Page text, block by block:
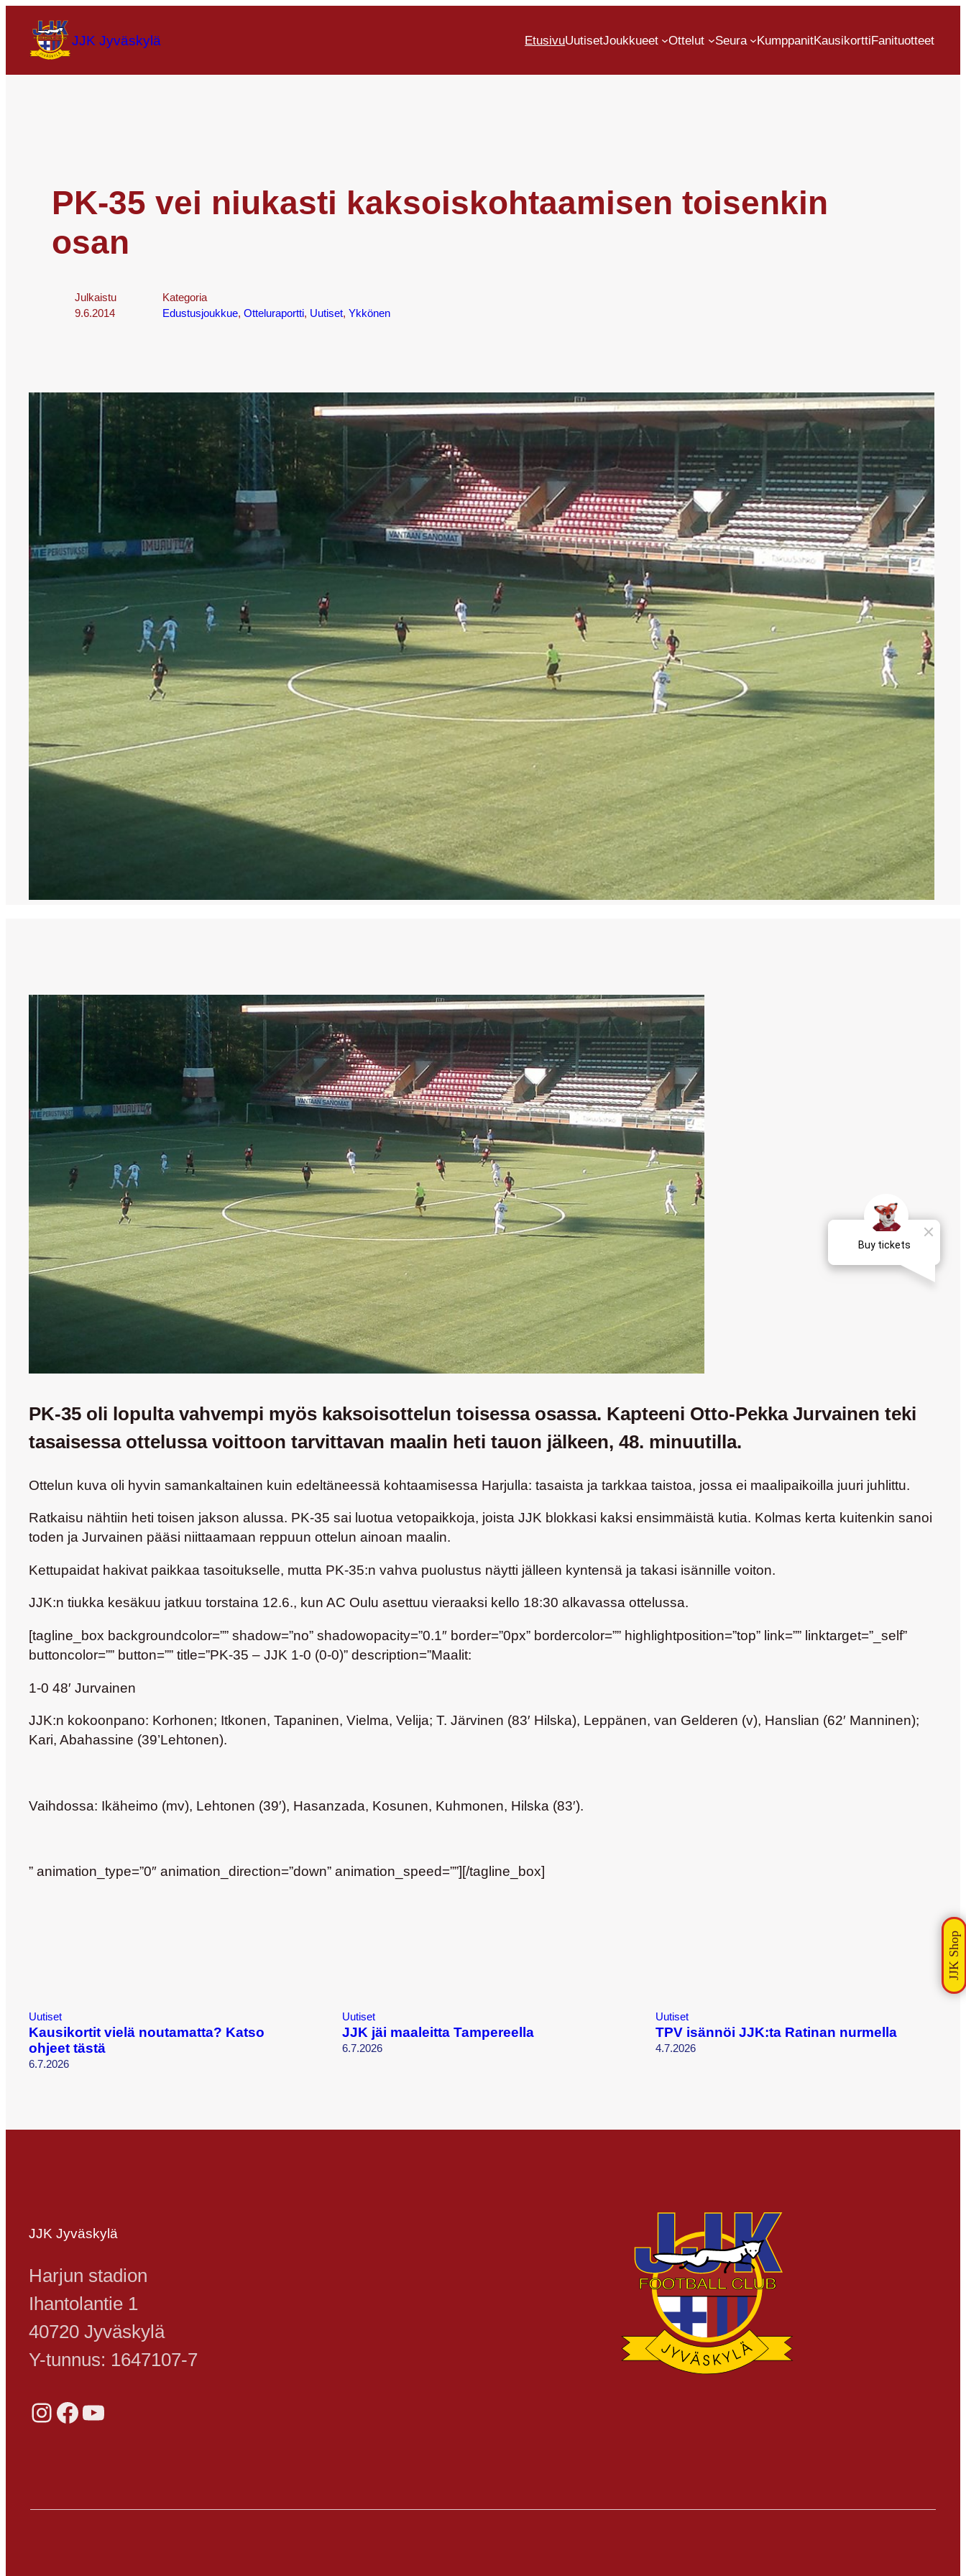
JJK Jyväskylä EtusivuUutisetJoukkueet Ottelut Seura KumppanitKausikorttiFanituotteet
PK-35 vei niukasti kaksoiskohtaamisen toisenkin
osan
Julkaistu
9.6.2014
Kategoria
Edustusjoukkue, Otteluraportti, Uutiset, Ykkönen
PK-35 oli lopulta vahvempi myös kaksoisottelun toisessa osassa. Kapteeni Otto-Pekka Jurvainen teki
tasaisessa ottelussa voittoon tarvittavan maalin heti tauon jälkeen, 48. minuutilla.
Ottelun kuva oli hyvin samankaltainen kuin edeltäneessä kohtaamisessa Harjulla: tasaista ja tarkkaa taistoa, jossa ei maalipaikoilla juuri juhlittu.
Ratkaisu nähtiin heti toisen jakson alussa. PK-35 sai luotua vetopaikkoja, joista JJK blokkasi kaksi ensimmäistä kutia. Kolmas kerta kuitenkin sanoi
toden ja Jurvainen pääsi niittaamaan reppuun ottelun ainoan maalin.
Kettupaidat hakivat paikkaa tasoitukselle, mutta PK-35:n vahva puolustus näytti jälleen kyntensä ja takasi isännille voiton.
JJK:n tiukka kesäkuu jatkuu torstaina 12.6., kun AC Oulu asettuu vieraaksi kello 18:30 alkavassa ottelussa.
[tagline_box backgroundcolor=”” shadow=”no” shadowopacity=”0.1″ border=”0px” bordercolor=”” highlightposition=”top” link=”” linktarget=”_self”
buttoncolor=”” button=”” title=”PK-35 – JJK 1-0 (0-0)” description=”Maalit:
1-0 48′ Jurvainen
JJK:n kokoonpano: Korhonen; Itkonen, Tapaninen, Vielma, Velija; T. Järvinen (83′ Hilska), Leppänen, van Gelderen (v), Hanslian (62′ Manninen);
Kari, Abahassine (39’Lehtonen).
Vaihdossa: Ikäheimo (mv), Lehtonen (39′), Hasanzada, Kosunen, Kuhmonen, Hilska (83′).
” animation_type=”0″ animation_direction=”down” animation_speed=””][/tagline_box]
Uutiset
Kausikortit vielä noutamatta? Katso
ohjeet tästä
6.7.2026
Uutiset
JJK jäi maaleitta Tampereella
6.7.2026
Uutiset
TPV isännöi JJK:ta Ratinan nurmella
4.7.2026
JJK Jyväskylä
Harjun stadion
Ihantolantie 1
40720 Jyväskylä
Y-tunnus: 1647107-7
Instagram Facebook YouTube